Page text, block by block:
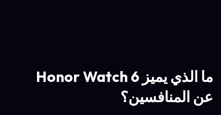
ما الذي يميز Honor Watch 6
عن المنافسين؟